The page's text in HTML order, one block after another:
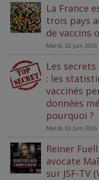
La France
trois pays
de vaccins
Mardi, 02 Juin 2026
Les
: les
vaccinés
données
pourquoi ?
Mardi, 02 Juin 2026
Reiner
avocate
sur JSF-TV